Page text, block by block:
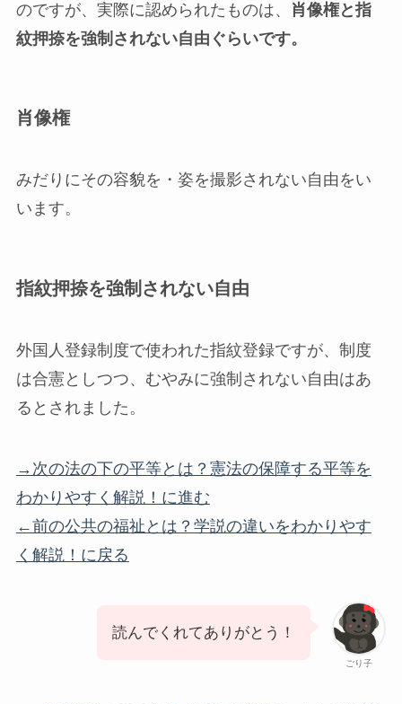
のですが、実際に認められたものは、
肖像権と指
紋押捺を強制されない自由ぐらいです。
肖像権
みだりにその容貌を・姿を撮影されない自由をい
います。
指紋押捺を強制されない自由
外国人登録制度で使われた指紋登録ですが、制度
は合憲としつつ、むやみに強制されない自由はあ
るとされました。
→次の法の下の平等とは？憲法の保障する平等を
わかりやすく解説！に進む
←前の公共の福祉とは？学説の違いをわかりやす
く解説！に戻る
ごり子
読んでくれてありがとう！